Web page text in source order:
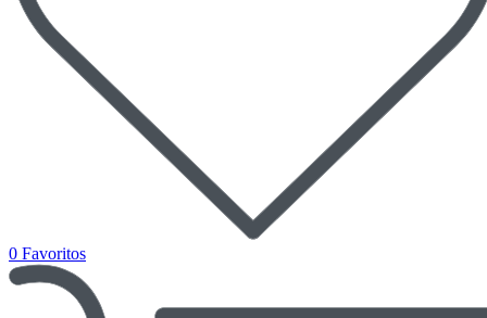
0 Favoritos